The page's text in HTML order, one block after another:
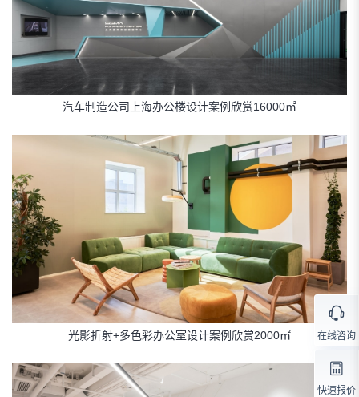
汽车制造公司上海办公楼设计案例欣赏16000㎡
光影折射+多色彩办公室设计案例欣赏2000㎡ 在线咨询
快速报价